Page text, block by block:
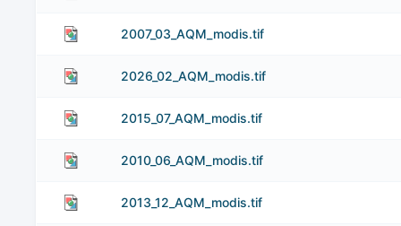
2007_03_AQM_modis.tif
2026_02_AQM_modis.tif
2015_07_AQM_modis.tif
2010_06_AQM_modis.tif
2013_12_AQM_modis.tif